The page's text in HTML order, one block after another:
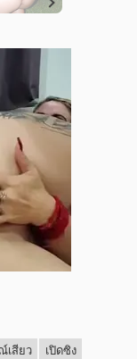
เสียว
เปิดซิง